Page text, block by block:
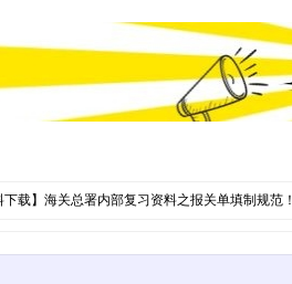
下载】海关总署内部复习资料之报关单填制规范！